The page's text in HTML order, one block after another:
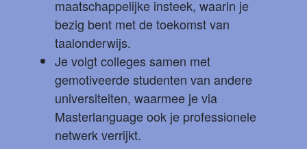
maatschappelijke insteek, waarin je
bezig bent met de toekomst van
taalonderwijs.
Je volgt colleges samen met
gemotiveerde studenten van andere
universiteiten, waarmee je via
Masterlanguage ook je professionele
netwerk verrijkt.